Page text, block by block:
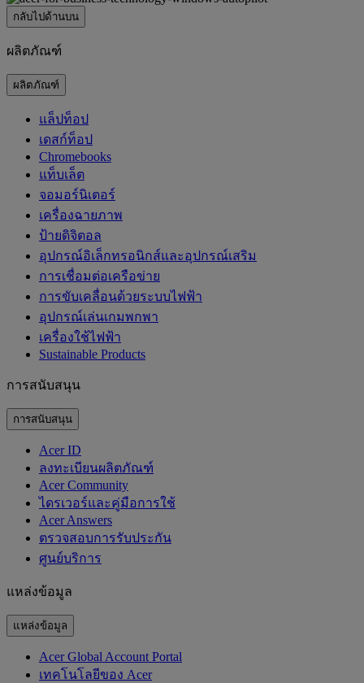
กลับไปด้านบน
ผลิตภัณฑ์
ผลิตภัณฑ์
แล็ปท็อป
เดสก์ท็อป
Chromebooks
แท็บเล็ต
จอมอร์นิเตอร์
เครื่องฉายภาพ
ป้ายดิจิตอล
อุปกรณ์อิเล็กทรอนิกส์และอุปกรณ์เสริม
การเชื่อมต่อเครือข่าย
การขับเคลื่อนด้วยระบบไฟฟ้า
อุปกรณ์เล่นเกมพกพา
เครื่องใช้ไฟฟ้า
‌Sustainable Products
การสนับสนุน
การสนับสนุน
Acer ID
ลงทะเบียนผลิตภัณฑ์
Acer Community
ไดรเวอร์และคู่มือการใช้
Acer Answers
ตรวจสอบการรับประกัน
ศูนย์บริการ
แหล่งข้อมูล
แหล่งข้อมูล
Acer Global Account Portal
เทคโนโลยีของ Acer